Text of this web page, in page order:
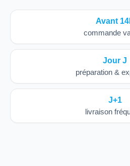
Avant
commande
Jour J
préparation &
J+1
livraison